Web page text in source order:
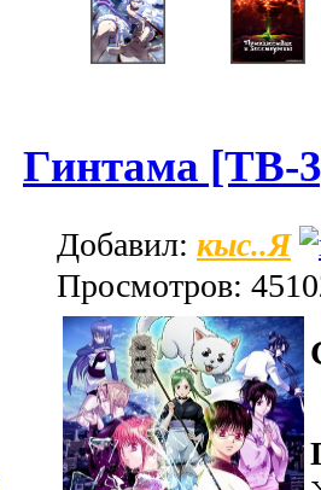
Гинтама [ТВ-
Добавил: кыс..Я
Просмотров: